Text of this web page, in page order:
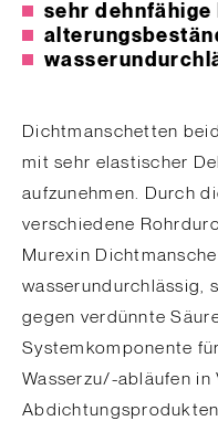
sehr dehnfähige
Dichtmanschetten
mit sehr elastischer
aufzunehmen. Durch
verschiedene
Murexin
wasserundurchlässig,
gegen verdünnte
Systemkomponente
Wasserzu/-abläufen